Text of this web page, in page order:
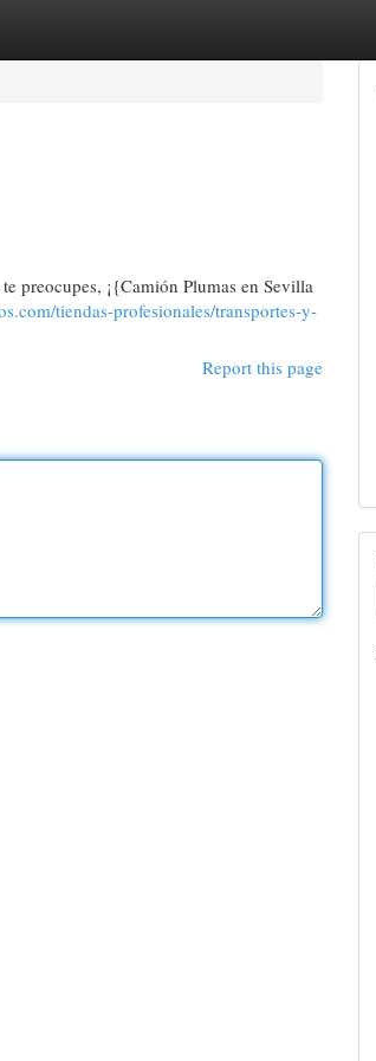
preocupes, ¡{Camión Plumas en Sevilla
tiendas-profesionales/transportes-y-
Report this page